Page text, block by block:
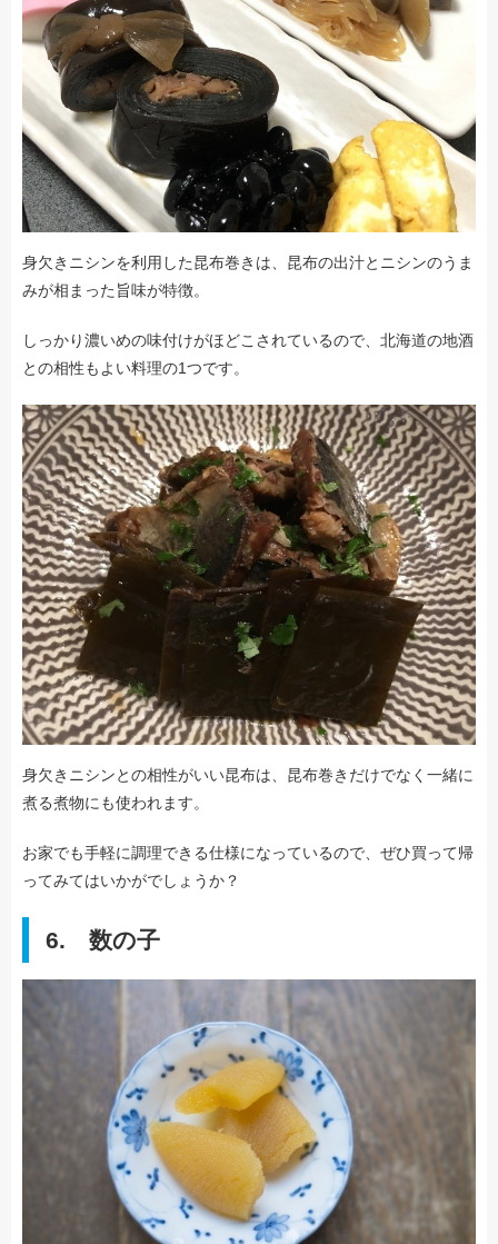
身欠きニシンを利用した昆布巻きは、昆布の出汁とニシンのうま
みが相まった旨味が特徴。
しっかり濃いめの味付けがほどこされているので、北海道の地酒
との相性もよい料理の1つです。
身欠きニシンとの相性がいい昆布は、昆布巻きだけでなく一緒に
煮る煮物にも使われます。
お家でも手軽に調理できる仕様になっているので、ぜひ買って帰
ってみてはいかがでしょうか？
6. 数の子